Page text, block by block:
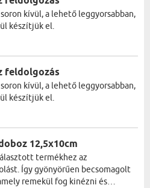
kívül, a lehető leggyorsabban,
készítjük el.
feldolgozás
kívül, a lehető leggyorsabban,
készítjük el.
12,5x10cm
termékhez az
Így gyönyörűen becsomagolt
remekül fog kinézni és